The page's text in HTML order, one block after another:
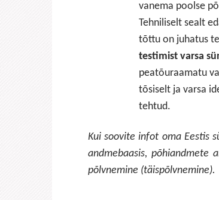
vanema poolse
Tehniliselt sealt
tõttu on juhatus
testimist varsa
peatõuraamatu
tõsiselt ja varsa
tehtud.
Kui soovite infot oma Eestis
andmebaasis, põhiandmete
põlvnemine (täispõlvnemine).